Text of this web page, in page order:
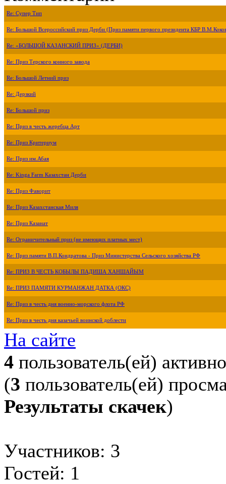
Re: Супер Тип
Re: Большой Всероссийский приз Дерби (Приз памяти первого президента КБР
Re: «БОЛЬШОЙ КАЗАНСКИЙ ПРИЗ» (ДЕРБИ)
Re: Приз Терского конного завода
Re: Большой Летний приз
Re: Дерзкий
Re: Большой приз
Re: Приз в честь жеребца Арт
Re: Приз Критериум
Re: Приз им.Абая
Re: Kinga Farm Казахстан Дерби
Re: Приз Фаворит
Re: Приз Казахстанская Миля
Re: Приз Казанат
Re: Ограничительный приз (не имеющих платных мест)
Re: Приз памяти В.П.Кондратова - Приз Министерства Сельского хозяйства РФ
Re: ПРИЗ В ЧЕСТЬ КОБЫЛЫ ПАДИША ХАНШАЙЫМ
Re: ПРИЗ ПАМЯТИ КУРМАНЖАН ДАТКА (ОКС)
Re: Приз в честь дня военно-морского флота РФ
Re: Приз в честь дня казачьей воинской доблести
На сайте
4 пользователь(ей) активно
(3 пользователь(ей)
Результаты скачек)
Участников: 3
Гостей: 1